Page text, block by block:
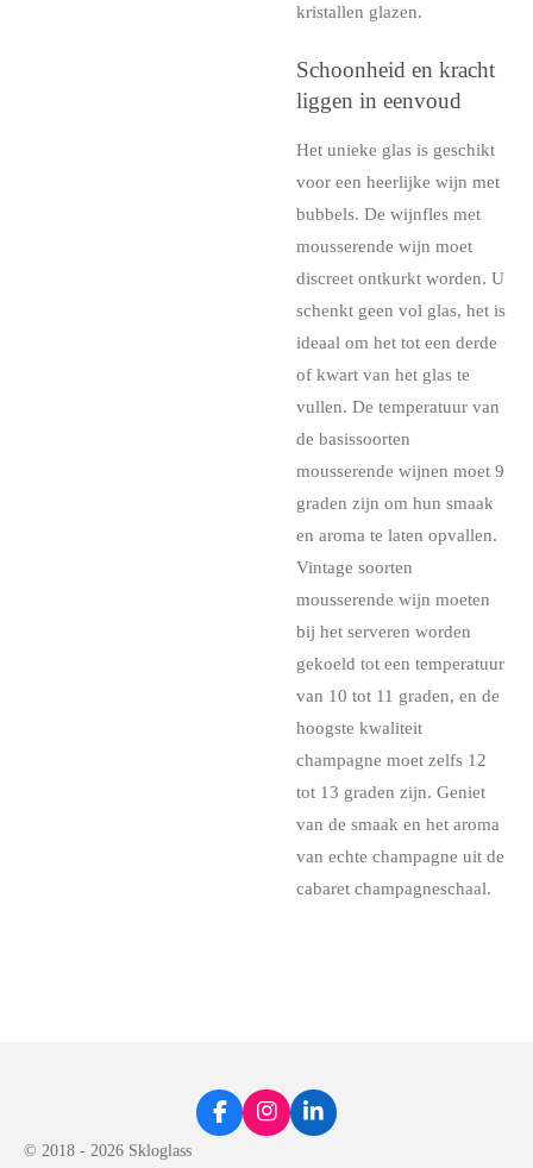
kristallen glazen.
Schoonheid en kracht
liggen in eenvoud
Het unieke glas is geschikt
voor een heerlijke wijn met
bubbels. De wijnfles met
mousserende wijn moet
discreet ontkurkt worden. U
schenkt geen vol glas, het is
ideaal om het tot een derde
of kwart van het glas te
vullen. De temperatuur van
de basissoorten
mousserende wijnen moet 9
graden zijn om hun smaak
en aroma te laten opvallen.
Vintage soorten
mousserende wijn moeten
bij het serveren worden
gekoeld tot een temperatuur
van 10 tot 11 graden, en de
hoogste kwaliteit
champagne moet zelfs 12
tot 13 graden zijn. Geniet
van de smaak en het aroma
van echte champagne uit de
cabaret champagneschaal.
F
I
L
© 2018 - 2026 Skloglass